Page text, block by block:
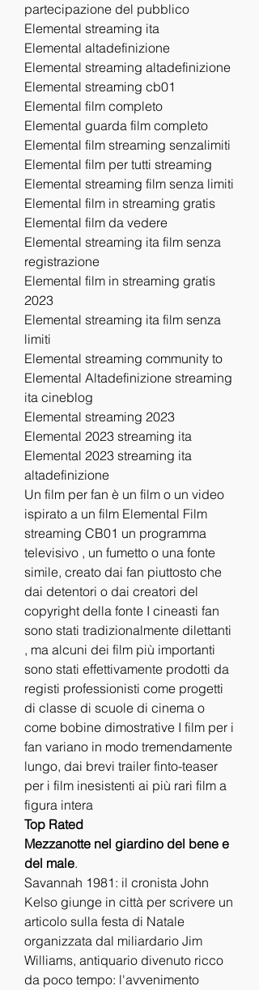
partecipazione del pubblico
Elemental streaming ita
Elemental altadefinizione
Elemental streaming altadefinizione
Elemental streaming cb01
Elemental film completo
Elemental guarda film completo
Elemental film streaming senzalimiti
Elemental film per tutti streaming
Elemental streaming film senza limiti
Elemental film in streaming gratis
Elemental film da vedere
Elemental streaming ita film senza
registrazione
Elemental film in streaming gratis
2023
Elemental streaming ita film senza
limiti
Elemental streaming community to
Elemental Altadefinizione streaming
ita cineblog
Elemental streaming 2023
Elemental 2023 streaming ita
Elemental 2023 streaming ita
altadefinizione
Un film per fan è un film o un video
ispirato a un film Elemental Film
streaming CB01 un programma
televisivo , un fumetto o una fonte
simile, creato dai fan piuttosto che
dai detentori o dai creatori del
copyright della fonte I cineasti fan
sono stati tradizionalmente dilettanti
, ma alcuni dei film più importanti
sono stati effettivamente prodotti da
registi professionisti come progetti
di classe di scuole di cinema o
come bobine dimostrative I film per i
fan variano in modo tremendamente
lungo, dai brevi trailer finto-teaser
per i film inesistenti ai più rari film a
figura intera
Top Rated
Mezzanotte nel giardino del bene e
del male.
Savannah 1981: il cronista John
Kelso giunge in città per scrivere un
articolo sulla festa di Natale
organizzata dal miliardario Jim
Williams, antiquario divenuto ricco
da poco tempo: l'avvenimento